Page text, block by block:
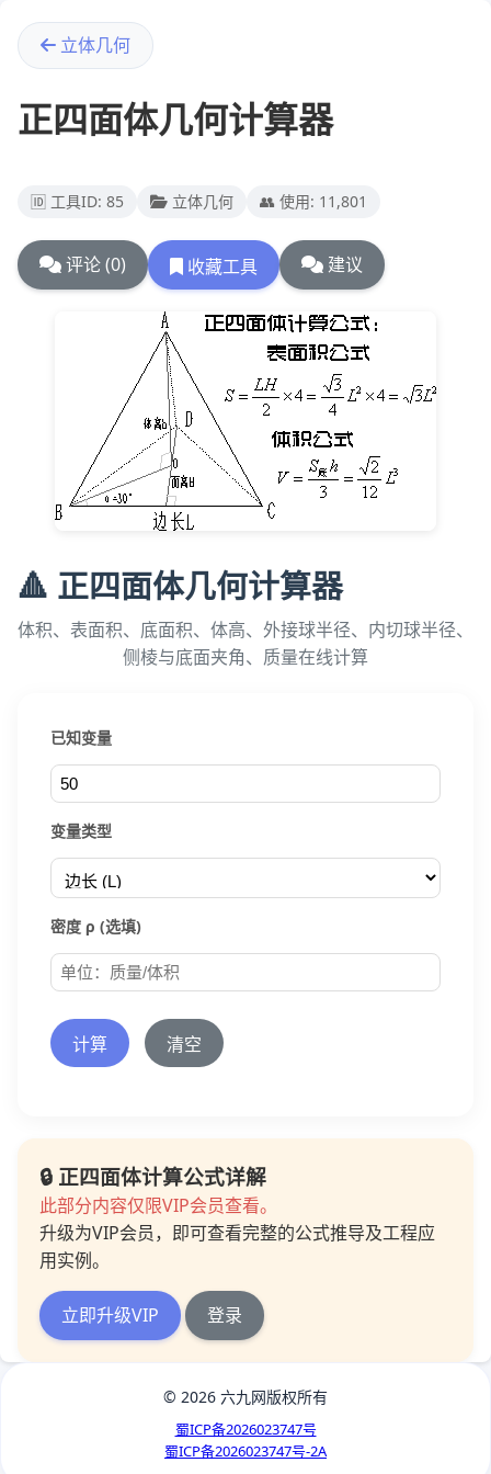
立体几何
正四面体几何计算器
🆔 工具ID: 85 立体几何 👥 使用: 11,801
评论 (0) 收藏工具 建议
🔺 正四面体几何计算器
体积、表面积、底面积、体高、外接球半径、内切球半径、
侧棱与底面夹角、质量在线计算
已知变量
变量类型
密度 ρ (选填)
计算 清空
🔒 正四面体计算公式详解
此部分内容仅限VIP会员查看。
升级为VIP会员，即可查看完整的公式推导及工程应
用实例。
立即升级VIP 登录
© 2026 六九网版权所有
蜀ICP备2026023747号
蜀ICP备2026023747号-2A